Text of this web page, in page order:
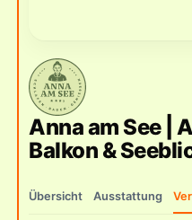
Anna am See |
Balkon &
Übersicht Ausstattung